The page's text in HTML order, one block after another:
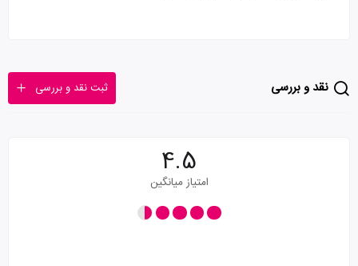
نقد و بررسی ثبت نقد و بررسی
4.5
امتیاز میانگین